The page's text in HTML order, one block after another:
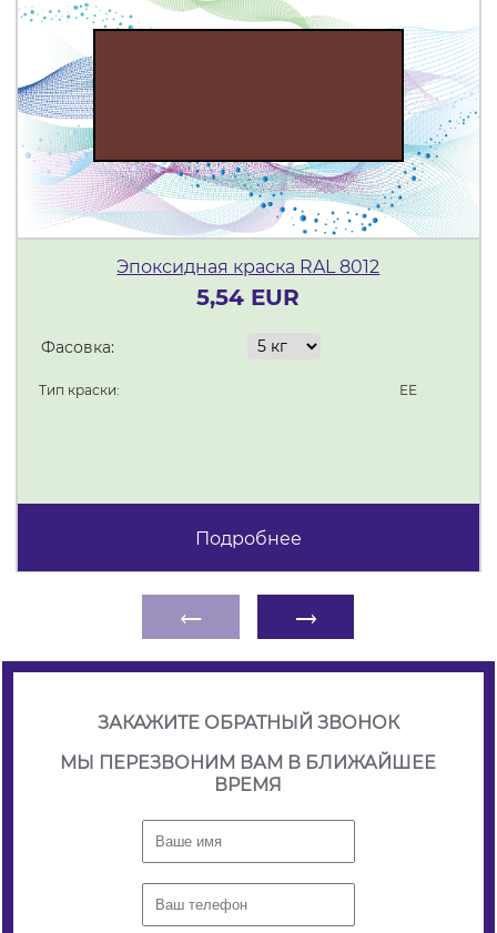
Эпоксидная краска RAL 8012
5,54 EUR
Фасовка:
Тип краски: ЕЕ
Подробнее
← →
ЗАКАЖИТЕ ОБРАТНЫЙ ЗВОНОК
МЫ ПЕРЕЗВОНИМ ВАМ В БЛИЖАЙШЕЕ
ВРЕМЯ